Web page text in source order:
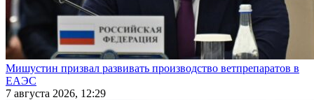
Мишустин призвал развивать производство ветпрепаратов в
ЕАЭС
7 августа 2026, 12:29